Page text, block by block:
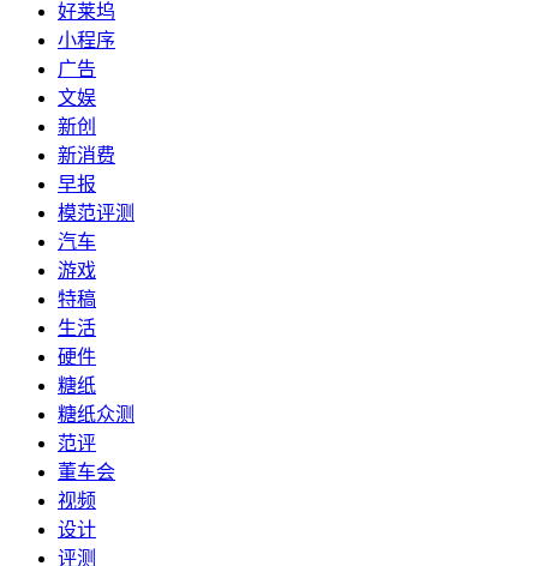
好莱坞
小程序
广告
文娱
新创
新消费
早报
模范评测
汽车
游戏
特稿
生活
硬件
糖纸
糖纸众测
范评
董车会
视频
设计
评测